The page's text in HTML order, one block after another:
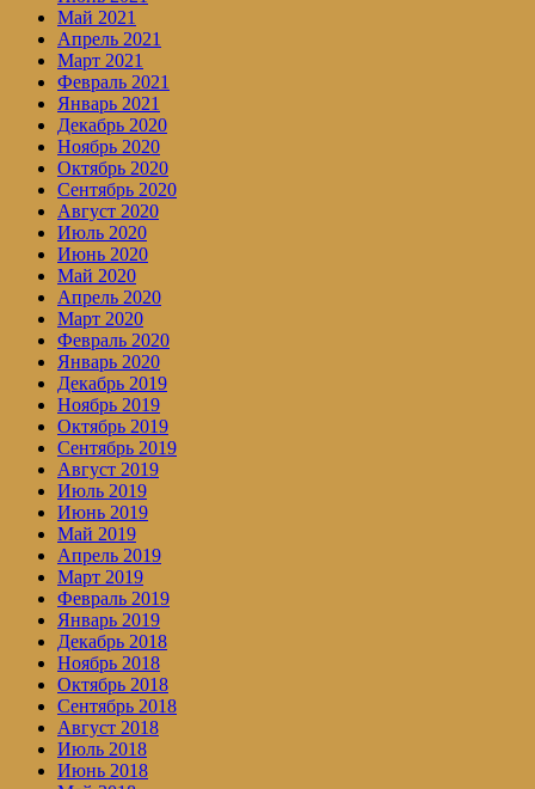
Май 2021
Апрель 2021
Март 2021
Февраль 2021
Январь 2021
Декабрь 2020
Ноябрь 2020
Октябрь 2020
Сентябрь 2020
Август 2020
Июль 2020
Июнь 2020
Май 2020
Апрель 2020
Март 2020
Февраль 2020
Январь 2020
Декабрь 2019
Ноябрь 2019
Октябрь 2019
Сентябрь 2019
Август 2019
Июль 2019
Июнь 2019
Май 2019
Апрель 2019
Март 2019
Февраль 2019
Январь 2019
Декабрь 2018
Ноябрь 2018
Октябрь 2018
Сентябрь 2018
Август 2018
Июль 2018
Июнь 2018